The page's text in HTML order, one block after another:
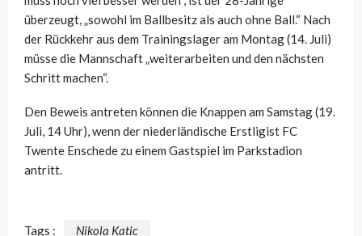
überzeugt, „sowohl im Ballbesitz als auch ohne Ball.“ Nach
der Rückkehr aus dem Trainingslager am Montag (14. Juli)
müsse die Mannschaft „weiterarbeiten und den nächsten
Schritt machen“.
Den Beweis antreten können die Knappen am Samstag (19.
Juli, 14 Uhr), wenn der niederländische Erstligist FC
Twente Enschede zu einem Gastspiel im Parkstadion
antritt.
Tags : Nikola Katic